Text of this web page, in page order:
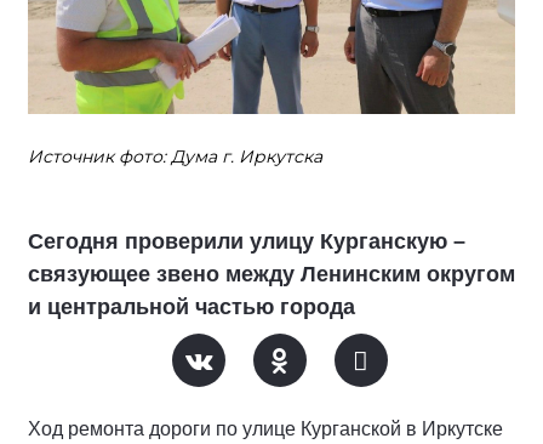
Источник фото: Дума г. Иркутска
Сегодня проверили улицу Курганскую –
связующее звено между Ленинским округом
и центральной частью города
Ход ремонта дороги по улице Курганской в Иркутске